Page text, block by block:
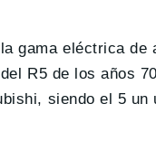
gama eléctrica
R5 de los años
siendo el 5